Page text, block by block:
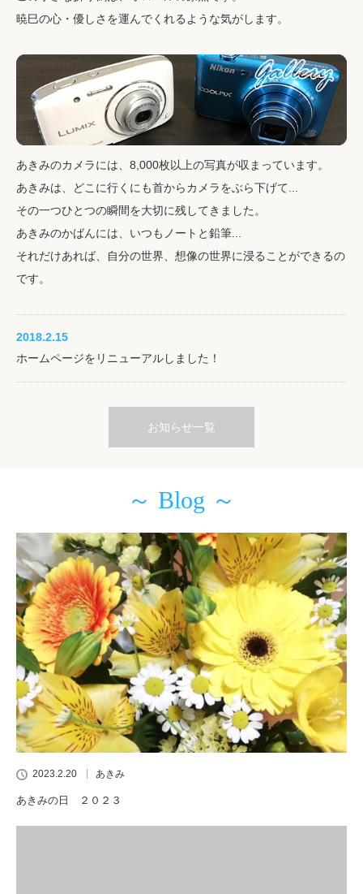
暁巳の心・優しさを運んでくれるような気がします。
あきみのカメラには、8,000枚以上の写真が収まっています。
あきみは、どこに行くにも首からカメラをぶら下げて...
その一つひとつの瞬間を大切に残してきました。
あきみのかばんには、いつもノートと鉛筆...
それだけあれば、自分の世界、想像の世界に浸ることができるの
です。
2018.2.15
ホームページをリニューアルしました！
お知らせ一覧
～ Blog ～
2023.2.20 あきみ
あきみの日 ２０２３